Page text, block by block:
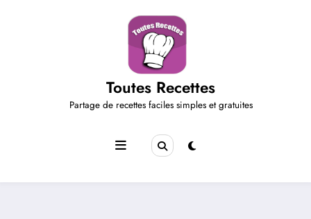
Toutes Recettes
Partage de recettes faciles simples et gratuites